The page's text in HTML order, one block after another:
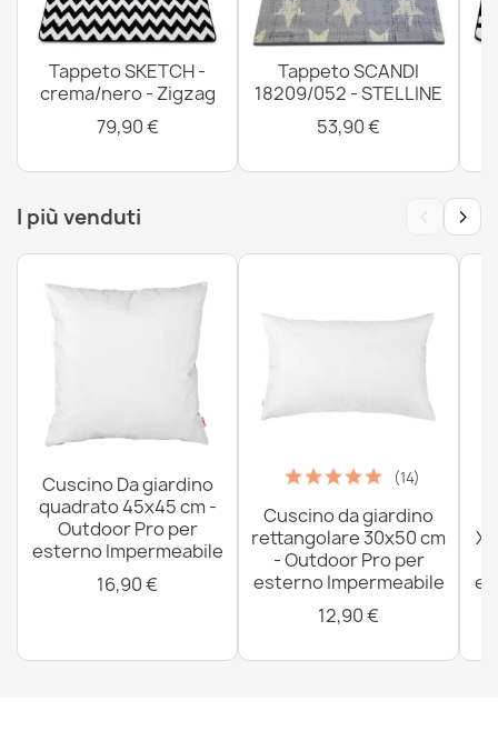
Tappeto SKETCH -
crema/nero - Zigzag
79,90 €
Tappeto SCANDI
18209/052 - STELLINE
53,90 €
I più venduti ‹ ›
Cuscino Da giardino
quadrato 45x45 cm -
Outdoor Pro per
esterno Impermeabile
16,90 €
(14)
Cuscino da giardino
rettangolare 30x50 cm
- Outdoor Pro per
esterno Impermeabile
12,90 €